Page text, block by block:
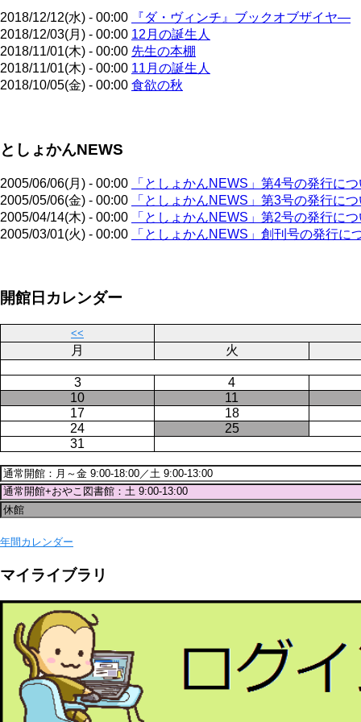
2018/12/12(水) - 00:00
『ダ・ヴィンチ』ブックオブザイヤ―
2018/12/03(月) - 00:00 12月の誕生人
2018/11/01(木) - 00:00 先生の本棚
2018/11/01(木) - 00:00 11月の誕生人
2018/10/05(金) - 00:00 食欲の秋
ー
送
り
としょかんNEWS
2005/06/06(月) - 00:00
「としょかんNEWS」第4号の発行に
2005/05/06(金) - 00:00
「としょかんNEWS」第3号の発行に
2005/04/14(木) - 00:00
「としょかんNEWS」第2号の発行に
2005/03/01(火) - 00:00
「としょかんNEWS」創刊号の発行に
ー
開館日カレンダー
<<
月 火
3
4
10
11
17
18
24
25
31
年間カレンダー
マイライブラリ